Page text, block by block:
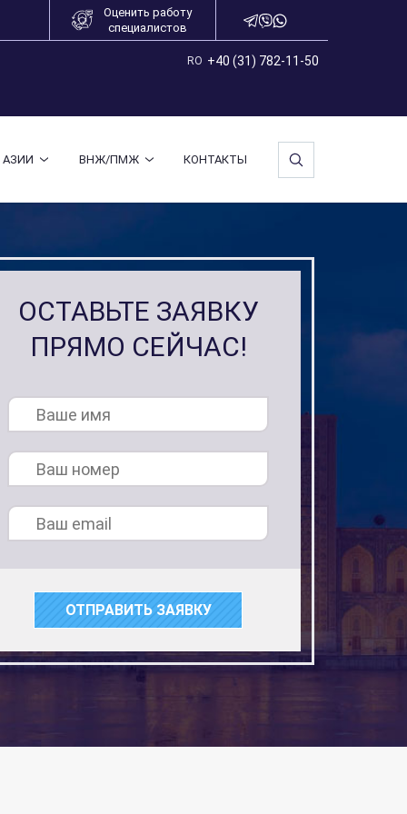
Оценить работу
специалистов
RO +40 (31) 782-11-50
ВНЖ/ПМЖ КОНТАКТЫ
ОСТАВЬТЕ ЗАЯВКУ
ПРЯМО СЕЙЧАС!
ОТПРАВИТЬ ЗАЯВКУ